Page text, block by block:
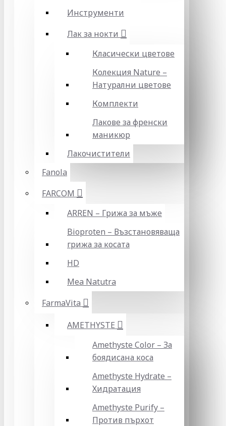
Инструменти
Лак за нокти
Класически цветове
Колекция Nature –
Натурални цветове
Комплекти
Лакове за френски
маникюр
Лакочистители
Fanola
FARCOM
ARREN – Грижа за мъже
Bioproten – Възстановяваща
грижа за косата
HD
Mea Natutra
FarmaVita
AMETHYSTE
Amethyste Color – За
боядисана коса
Amethyste Hydrate –
Хидратация
Amethyste Purify –
Против пърхот